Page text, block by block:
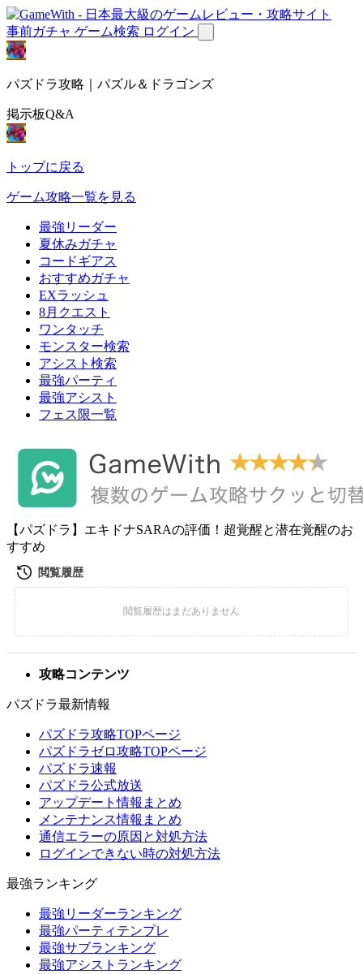
事前ガチャ ゲーム検索 ログイン
パズドラ攻略｜パズル＆ドラゴンズ
掲示板Q&A
トップに戻る
ゲーム攻略一覧を見る
最強リーダー
夏休みガチャ
コードギアス
おすすめガチャ
EXラッシュ
8月クエスト
ワンタッチ
モンスター検索
アシスト検索
最強パーティ
最強アシスト
フェス限一覧
【パズドラ】エキドナSARAの評価！超覚醒と潜在覚醒のお
すすめ
攻略コンテンツ
パズドラ最新情報
パズドラ攻略TOPページ
パズドラゼロ攻略TOPページ
パズドラ速報
パズドラ公式放送
アップデート情報まとめ
メンテナンス情報まとめ
通信エラーの原因と対処方法
ログインできない時の対処方法
最強ランキング
最強リーダーランキング
最強パーティテンプレ
最強サブランキング
最強アシストランキング